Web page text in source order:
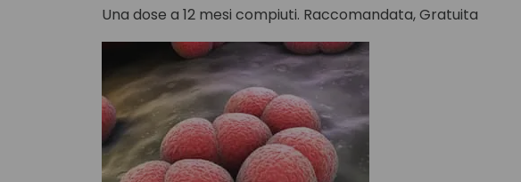
Una dose a 12 mesi compiuti. Raccomandata, Gratuita